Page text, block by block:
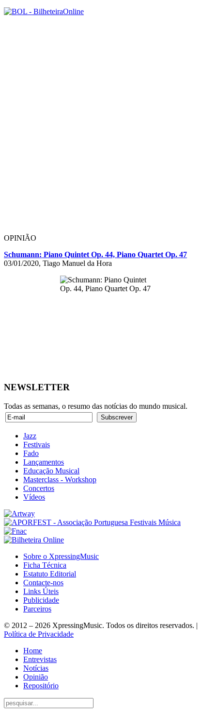
OPINIÃO
Schumann: Piano Quintet Op. 44, Piano Quartet Op. 47
03/01/2020, Tiago Manuel da Hora
NEWSLETTER
Todas as semanas, o resumo das notícias do mundo musical.
Jazz
Festivais
Fado
Lançamentos
Educação Musical
Masterclass - Workshop
Concertos
Vídeos
Sobre o XpressingMusic
Ficha Técnica
Estatuto Editorial
Contacte-nos
Links Úteis
Publicidade
Parceiros
© 2012 – 2026 XpressingMusic. Todos os direitos reservados. |
Política de Privacidade
Home
Entrevistas
Notícias
Opinião
Repositório